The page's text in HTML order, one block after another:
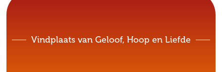
Vindplaats van Geloof, Hoop en Liefde